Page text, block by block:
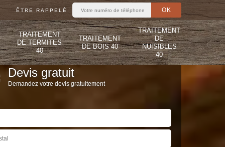
ÊTRE RAPPELÉ
TRAITEMENT
DE TERMITES
40
TRAITEMENT
DE BOIS 40
TRAITEMENT
DE
NUISIBLES
40
Devis gratuit
Demandez votre devis gratuitement